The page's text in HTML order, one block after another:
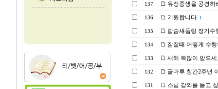
137 유정중생을 공경하
136 기원합니다. 1
135 랍숨섀둡링 정기수
134 잠잘때 어떻게 수
133 새해 복많이 받으
132 글마루 창간2주년
131 스님 강의를 듣고